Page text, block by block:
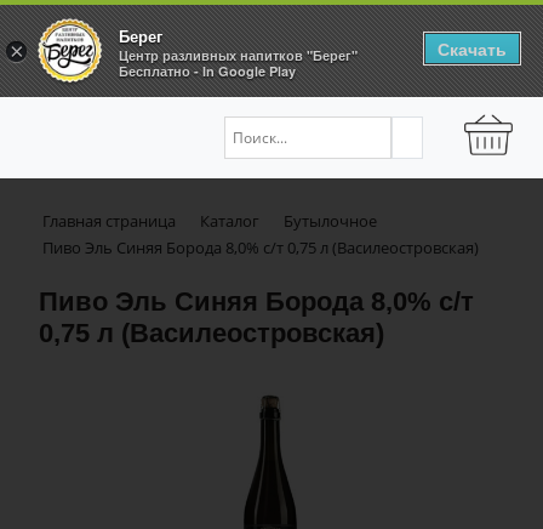
Главная страница Каталог
Бутылочное
Пиво Эль Синяя Борода 8,0% с/т 0,75 л (Василеостровская)
Пиво Эль Синяя Борода 8,0% с/т
0,75 л (Василеостровская)
×
Берег
Центр разливных напитков "Берег"
Бесплатно - In Google Play
Скачать